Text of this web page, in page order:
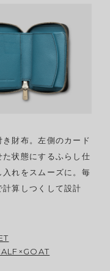
財布。左側のカード
状態にするふらし仕
れをスムーズに。毎
算しつくして設計